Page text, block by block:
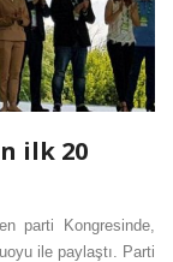
ilk 20
parti Kongresinde,
ile paylaştı. Parti